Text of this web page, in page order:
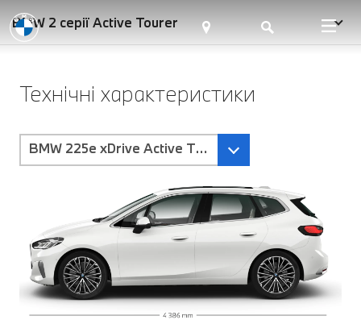
BMW 2 серії Active Tourer
Технічні характеристики
BMW 225e xDrive Active Tourer-Коробка передач